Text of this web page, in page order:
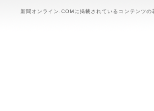
新聞オンライン.COMに掲載されているコンテンツ